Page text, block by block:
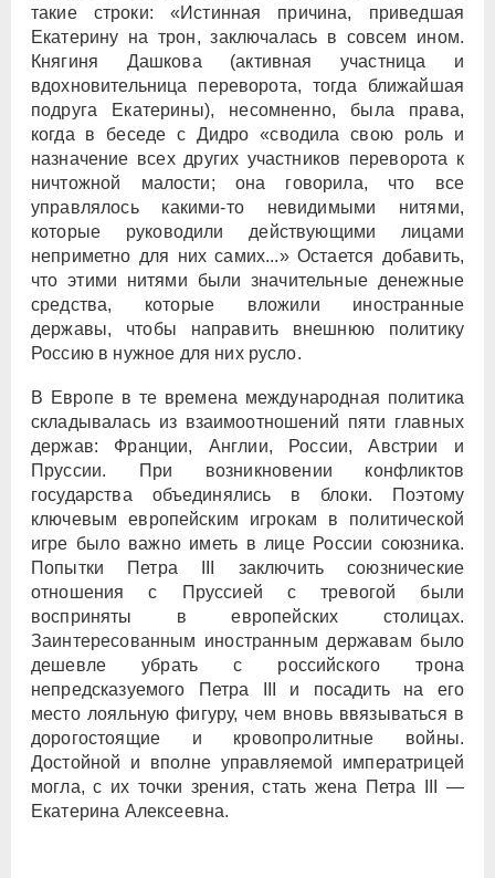
такие строки: «Истинная причина, приведшая
Екатерину на трон, заключалась в совсем ином.
Княгиня Дашкова (активная участница и
вдохновительница переворота, тогда ближайшая
подруга Екатерины), несомненно, была права,
когда в беседе с Дидро «сводила свою роль и
назначение всех других участников переворота к
ничтожной малости; она говорила, что все
управлялось какими-то невидимыми нитями,
которые руководили действующими лицами
неприметно для них самих...» Остается добавить,
что этими нитями были значительные денежные
средства, которые вложили иностранные
державы, чтобы направить внешнюю политику
Россию в нужное для них русло.
В Европе в те времена международная политика
складывалась из взаимоотношений пяти главных
держав: Франции, Англии, России, Австрии и
Пруссии. При возникновении конфликтов
государства объединялись в блоки. Поэтому
ключевым европейским игрокам в политической
игре было важно иметь в лице России союзника.
Попытки Петра III заключить союзнические
отношения с Пруссией с тревогой были
восприняты в европейских столицах.
Заинтересованным иностранным державам было
дешевле убрать с российского трона
непредсказуемого Петра III и посадить на его
место лояльную фигуру, чем вновь ввязываться в
дорогостоящие и кровопролитные войны.
Достойной и вполне управляемой императрицей
могла, с их точки зрения, стать жена Петра III —
Екатерина Алексеевна.